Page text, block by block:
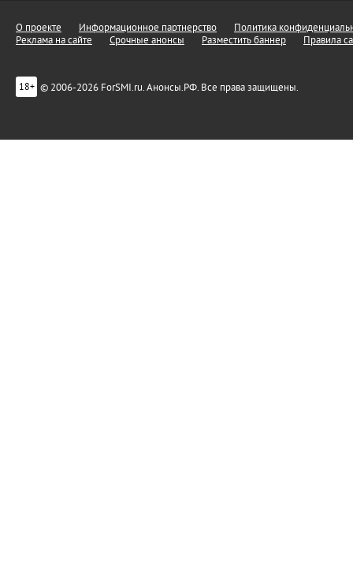
О проекте Информационное партнерство
Политика
Реклама на сайте
Срочные анонсы Разместить баннер Правила
18+ © 2006-2026 ForSMI.ru. Анонсы.РФ. Все права защищены.